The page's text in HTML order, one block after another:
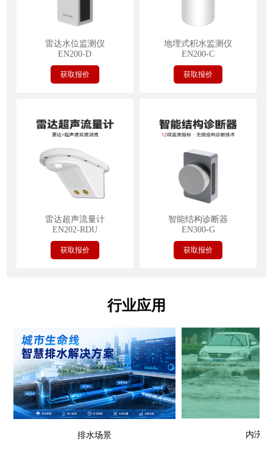
雷达水位监测仪
EN200-D
获取报价
地埋式积水监测仪
EN200-C
获取报价
雷达超声流量计
EN202-RDU
获取报价
智能结构诊断器
EN300-G
获取报价
行业应用
排水场景 内涝场